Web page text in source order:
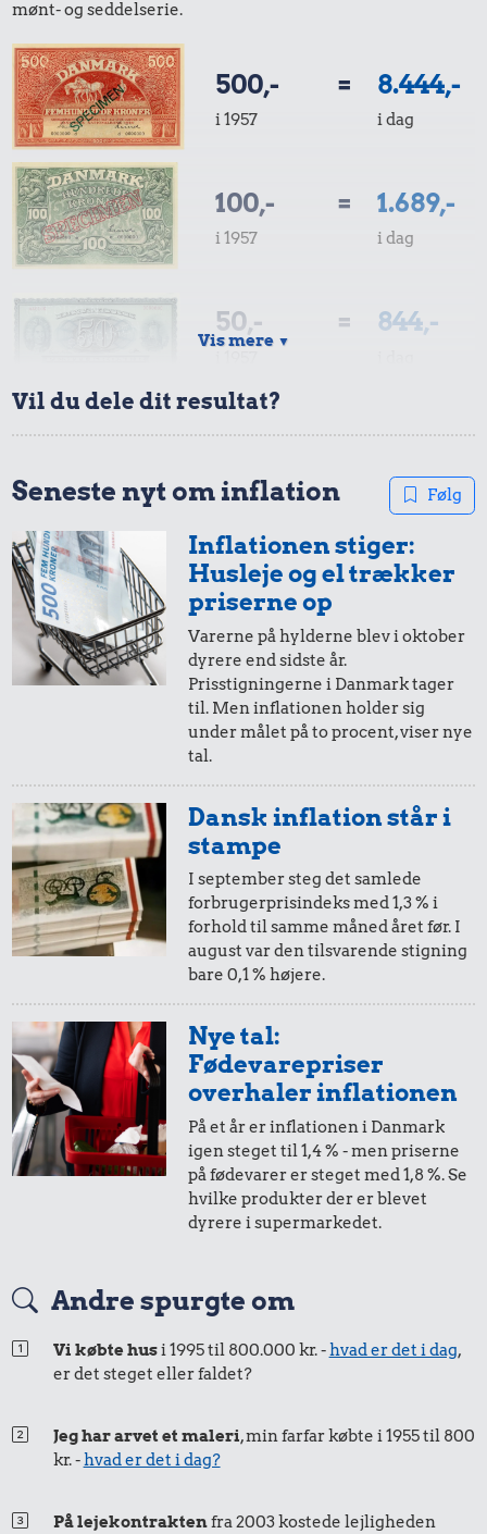
Udvalgte varer fra danskernes indkøbskurv gennem tiderne.
datidskroner er på baggrund af forbrugerprisindekset fra
Danmarks Statistik.
mønt- og seddelserie.
500,-
i 1957
= 8.444,-
i dag
100,-
i 1957
= 1.689,-
i dag
50,- = 844,-
10,-
i 1957
= 169,-
i dag
5,-
i 1957
= 84,-
10 øre
i 1957
= 2,-
i dag
0,84,-
Vis mere ▼
Vil du dele dit resultat?
Seneste nyt om inflation Følg
Inflationen stiger:
Husleje og el trækker
priserne op
Varerne på hylderne blev i oktober
dyrere end sidste år.
Prisstigningerne i Danmark tager
til. Men inflationen holder sig
under målet på to procent, viser nye
tal.
Dansk inflation står i
stampe
I september steg det samlede
forbrugerprisindeks med 1,3 % i
forhold til samme måned året før. I
august var den tilsvarende stigning
bare 0,1 % højere.
Nye tal:
Fødevarepriser
overhaler inflationen
På et år er inflationen i Danmark
igen steget til 1,4 % - men priserne
på fødevarer er steget med 1,8 %. Se
hvilke produkter der er blevet
dyrere i supermarkedet.
Andre spurgte om
Vi købte husi 1995 til 800.000 kr. -hvad er det i dag,
er det steget eller faldet?
Jeg har arvet et maleri, min farfar købte i 1955 til 800
kr. -hvad er det i dag?
På lejekontraktenfra 2003 kostede lejligheden